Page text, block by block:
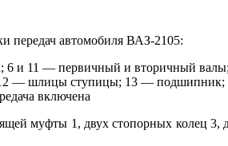
передач автомобиля ВАЗ-2105:
и 11 — первичный и вторичный
— шлицы ступицы; 13 —
включена
муфты 1, двух стопорных колец